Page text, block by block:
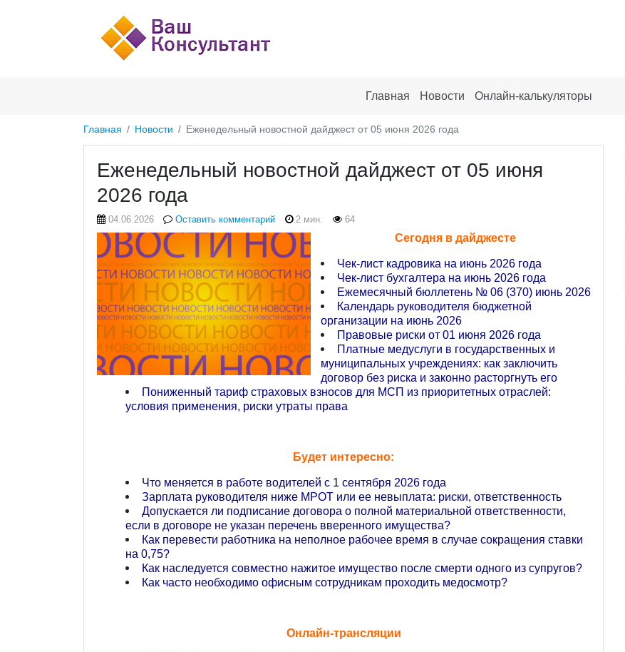
Главная Новости Онлайн-калькуляторы
Главная Новости Еженедельный новостной дайджест от 05 июня 2026 года
Еженедельный новостной дайджест от 05 июня
2026 года
04.06.2026 Оставить комментарий 2 мин. 64
Сегодня в дайджесте
Чек-лист кадровика на июнь 2026 года
Чек-лист бухгалтера на июнь 2026 года
Ежемесячный бюллетень № 06 (370) июнь 2026
Календарь руководителя бюджетной
организации на июнь 2026
Правовые риски от 01 июня 2026 года
Платные медуслуги в государственных и
муниципальных учреждениях: как заключить
договор без риска и законно расторгнуть его
Пониженный тариф страховых взносов для МСП из приоритетных отраслей:
условия применения, риски утраты права
Будет интересно:
Что меняется в работе водителей с 1 сентября 2026 года
Зарплата руководителя ниже МРОТ или ее невыплата: риски, ответственность
Допускается ли подписание договора о полной материальной ответственности,
если в договоре не указан перечень вверенного имущества?
Как перевести работника на неполное рабочее время в случае сокращения ставки
на 0,75?
Как наследуется совместно нажитое имущество после смерти одного из супругов?
Как часто необходимо офисным сотрудникам проходить медосмотр?
Онлайн-трансляции